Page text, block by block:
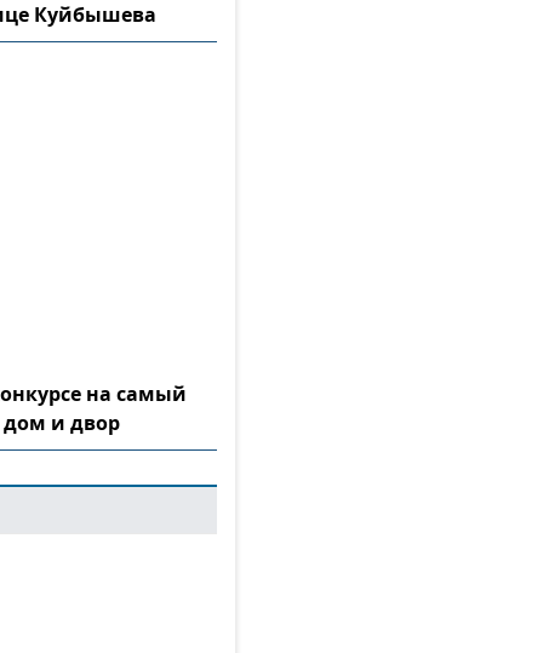
Куйбышева
на самый
и двор